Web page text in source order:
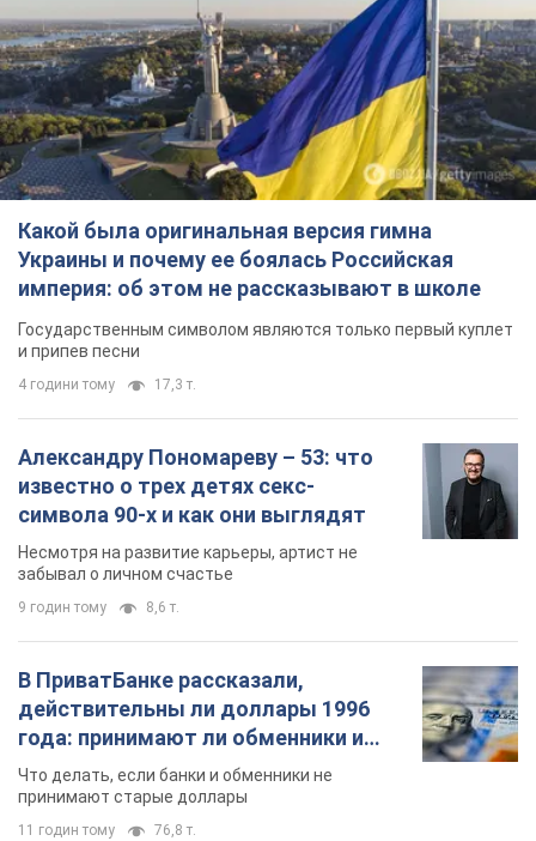
Государственным символом являются только первый куплет
и припев песни
4 години тому 17,3 т.
Александру Пономареву – 53: что
известно о трех детях секс-
символа 90-х и как они выглядят
Несмотря на развитие карьеры, артист не
забывал о личном счастье
9 годин тому 8,6 т.
В ПриватБанке рассказали,
действительны ли доллары 1996
года: принимают ли обменники и
банки такие купюры
Что делать, если банки и обменники не
принимают старые доллары
11 годин тому 76,8 т.